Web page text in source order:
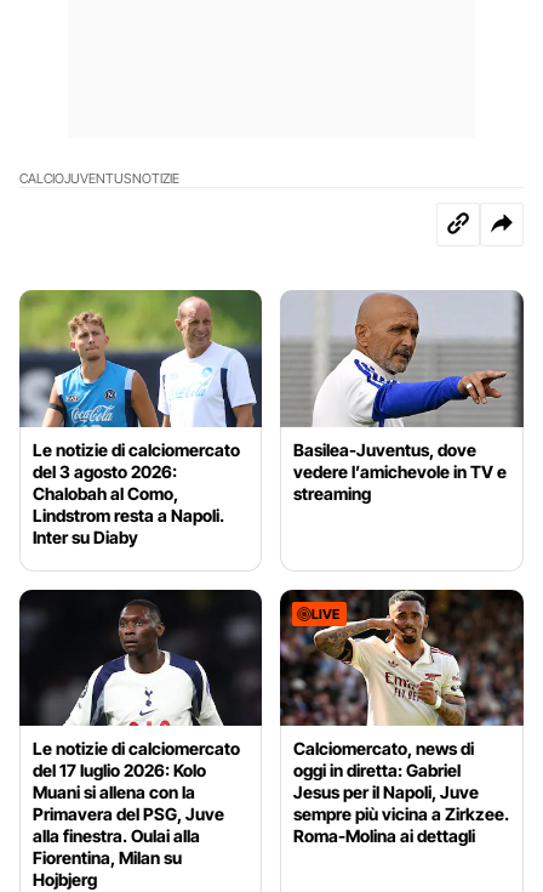
CALCIOJUVENTUSNOTIZIE
Le notizie di calciomercato
del 3 agosto 2026:
Chalobah al Como,
Lindstrom resta a Napoli.
Inter su Diaby
Basilea-Juventus, dove
vedere l’amichevole in TV e
streaming
Le notizie di calciomercato
del 17 luglio 2026: Kolo
Muani si allena con la
Primavera del PSG, Juve
alla finestra. Oulai alla
Fiorentina, Milan su
Hojbjerg
LIVE
Calciomercato, news di
oggi in diretta: Gabriel
Jesus per il Napoli, Juve
sempre più vicina a Zirkzee.
Roma-Molina ai dettagli